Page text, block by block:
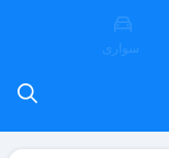
سواری